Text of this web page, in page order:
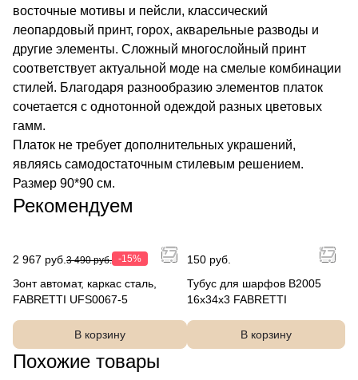
восточные мотивы и пейсли, классический
леопардовый принт, горох, акварельные разводы и
другие элементы. Сложный многослойный принт
соответствует актуальной моде на смелые комбинации
стилей. Благодаря разнообразию элементов платок
сочетается с однотонной одеждой разных цветовых
гамм.
Платок не требует дополнительных украшений,
являясь самодостаточным стилевым решением.
Размер 90*90 см.
Рекомендуем
2 967 руб. 3 490 руб. -15%
Зонт автомат, каркас сталь,
FABRETTI UFS0067-5
В корзину
150 руб.
Тубус для шарфов B2005
16x34x3 FABRETTI
В корзину
Похожие товары